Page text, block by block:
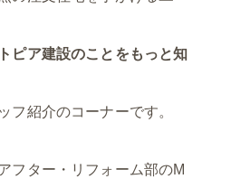
ピア建設のことをもっと知
フ紹介のコーナーです。
フター・リフォーム部のM